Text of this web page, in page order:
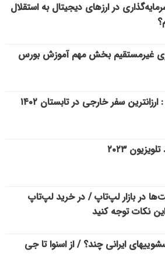
در ارزهای دیجیتال به استقلال
غیرمستقیم بخش مهم آموزش بورس
سفر خارجی در تابستان ۱۴۰۲
۲۰۲۳
در بازار لپ‌تاپ / در خرید لپ‌تاپ
نکات توجه کنید
ماشین لباسشویی‎های ایرانی چند؟ / از اسنوا تا جی